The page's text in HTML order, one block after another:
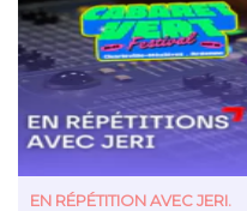
EN SAVOIR PLUS
EN RÉPÉTITION AVEC JERI.